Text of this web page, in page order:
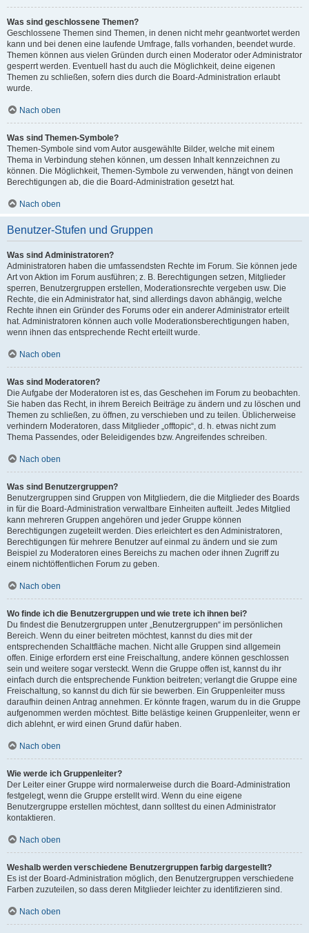
Was sind geschlossene Themen?
Geschlossene Themen sind Themen, in denen nicht mehr geantwortet werden
kann und bei denen eine laufende Umfrage, falls vorhanden, beendet wurde.
Themen können aus vielen Gründen durch einen Moderator oder Administrator
gesperrt werden. Eventuell hast du auch die Möglichkeit, deine eigenen
Themen zu schließen, sofern dies durch die Board-Administration erlaubt
wurde.
Nach oben
Was sind Themen-Symbole?
Themen-Symbole sind vom Autor ausgewählte Bilder, welche mit einem
Thema in Verbindung stehen können, um dessen Inhalt kennzeichnen zu
können. Die Möglichkeit, Themen-Symbole zu verwenden, hängt von deinen
Berechtigungen ab, die die Board-Administration gesetzt hat.
Nach oben
Benutzer-Stufen und Gruppen
Was sind Administratoren?
Administratoren haben die umfassendsten Rechte im Forum. Sie können jede
Art von Aktion im Forum ausführen; z. B. Berechtigungen setzen, Mitglieder
sperren, Benutzergruppen erstellen, Moderationsrechte vergeben usw. Die
Rechte, die ein Administrator hat, sind allerdings davon abhängig, welche
Rechte ihnen ein Gründer des Forums oder ein anderer Administrator erteilt
hat. Administratoren können auch volle Moderationsberechtigungen haben,
wenn ihnen das entsprechende Recht erteilt wurde.
Nach oben
Was sind Moderatoren?
Die Aufgabe der Moderatoren ist es, das Geschehen im Forum zu beobachten.
Sie haben das Recht, in ihrem Bereich Beiträge zu ändern und zu löschen und
Themen zu schließen, zu öffnen, zu verschieben und zu teilen. Üblicherweise
verhindern Moderatoren, dass Mitglieder „offtopic“, d. h. etwas nicht zum
Thema Passendes, oder Beleidigendes bzw. Angreifendes schreiben.
Nach oben
Was sind Benutzergruppen?
Benutzergruppen sind Gruppen von Mitgliedern, die die Mitglieder des Boards
in für die Board-Administration verwaltbare Einheiten aufteilt. Jedes Mitglied
kann mehreren Gruppen angehören und jeder Gruppe können
Berechtigungen zugeteilt werden. Dies erleichtert es den Administratoren,
Berechtigungen für mehrere Benutzer auf einmal zu ändern und sie zum
Beispiel zu Moderatoren eines Bereichs zu machen oder ihnen Zugriff zu
einem nichtöffentlichen Forum zu geben.
Nach oben
Wo finde ich die Benutzergruppen und wie trete ich ihnen bei?
Du findest die Benutzergruppen unter „Benutzergruppen“ im persönlichen
Bereich. Wenn du einer beitreten möchtest, kannst du dies mit der
entsprechenden Schaltfläche machen. Nicht alle Gruppen sind allgemein
offen. Einige erfordern erst eine Freischaltung, andere können geschlossen
sein und weitere sogar versteckt. Wenn die Gruppe offen ist, kannst du ihr
einfach durch die entsprechende Funktion beitreten; verlangt die Gruppe eine
Freischaltung, so kannst du dich für sie bewerben. Ein Gruppenleiter muss
daraufhin deinen Antrag annehmen. Er könnte fragen, warum du in die Gruppe
aufgenommen werden möchtest. Bitte belästige keinen Gruppenleiter, wenn er
dich ablehnt, er wird einen Grund dafür haben.
Nach oben
Wie werde ich Gruppenleiter?
Der Leiter einer Gruppe wird normalerweise durch die Board-Administration
festgelegt, wenn die Gruppe erstellt wird. Wenn du eine eigene
Benutzergruppe erstellen möchtest, dann solltest du einen Administrator
kontaktieren.
Nach oben
Weshalb werden verschiedene Benutzergruppen farbig dargestellt?
Es ist der Board-Administration möglich, den Benutzergruppen verschiedene
Farben zuzuteilen, so dass deren Mitglieder leichter zu identifizieren sind.
Nach oben